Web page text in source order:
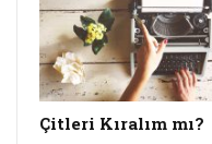
Çitleri Kıralım mı?